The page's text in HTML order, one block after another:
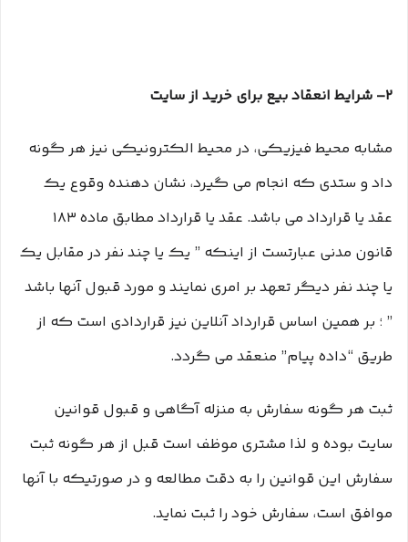
۲– شرایط انعقاد بیع برای خرید از سایت
مشابه محیط فیزیکی، در محیط الکترونیکی نیز هر گونه
داد و ستدی که انجام می گیرد، نشان دهنده وقوع یک
عقد یا قرارداد می باشد. عقد یا قرارداد مطابق ماده ۱۸۳
قانون مدنی عبارتست از اینکه ” یک یا چند نفر در مقابل یک
یا چند نفر دیگر تعهد بر امری نمایند و مورد قبول آنها باشد
” ؛ بر همین اساس قرارداد آنلاین نیز قراردادی است که از
طریق “داده پیام” منعقد می گردد.
ثبت هر گونه سفارش به منزله آگاهی و قبول قوانین
سایت بوده و لذا مشتری موظف است قبل از هر گونه ثبت
سفارش این قوانین را به دقت مطالعه و در صورتیکه با آنها
موافق است، سفارش خود را ثبت نماید.